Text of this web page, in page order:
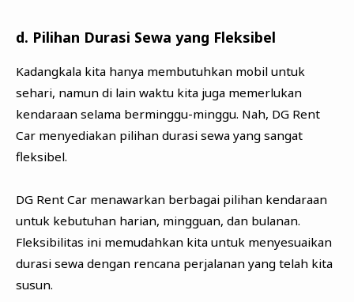
d. Pilihan Durasi Sewa yang Fleksibel
Kadangkala kita hanya membutuhkan mobil untuk
sehari, namun di lain waktu kita juga memerlukan
kendaraan selama berminggu-minggu. Nah, DG Rent
Car menyediakan pilihan durasi sewa yang sangat
fleksibel.
DG Rent Car menawarkan berbagai pilihan kendaraan
untuk kebutuhan harian, mingguan, dan bulanan.
Fleksibilitas ini memudahkan kita untuk menyesuaikan
durasi sewa dengan rencana perjalanan yang telah kita
susun.